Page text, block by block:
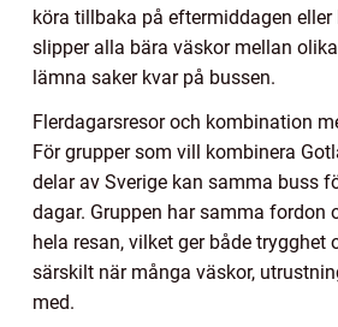
köra tillbaka på eftermiddagen
slipper alla bära väskor mellan
lämna saker kvar på bussen.
Flerdagarsresor och kombination
För grupper som vill kombinera
delar av Sverige kan samma buss
dagar. Gruppen har samma fordon
hela resan, vilket ger både trygghet
särskilt när många väskor,
med.